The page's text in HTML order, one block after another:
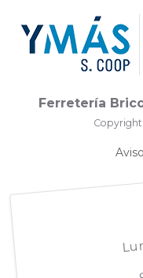
Ferretería
Copyright